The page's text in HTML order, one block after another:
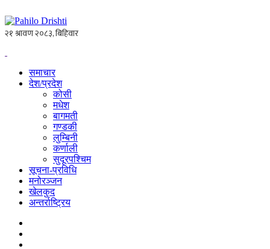
समाचार
देश/प्रदेश
कोसी
मधेश
बागमती
गण्डकी
लुम्बिनी
कर्णाली
सुदूरपश्चिम
सूचना-प्रविधि
मनोरञ्जन
खेलकुद
अन्तर्राष्ट्रिय